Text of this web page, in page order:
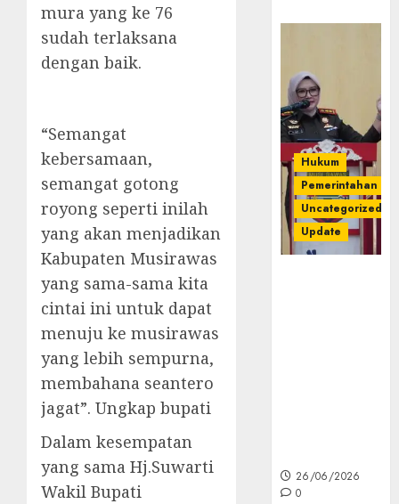
mura yang ke 76
sudah terlaksana
dengan baik.
“Semangat
kebersamaan,
semangat gotong
royong seperti inilah
yang akan menjadikan
Kabupaten Musirawas
yang sama-sama kita
cintai ini untuk dapat
menuju ke musirawas
yang lebih sempurna,
membahana seantero
jagat”. Ungkap bupati
Dalam kesempatan
yang sama Hj.Suwarti
Wakil Bupati
Hukum
Pemerintahan
Uncategorized
Update
26/06/2026
0